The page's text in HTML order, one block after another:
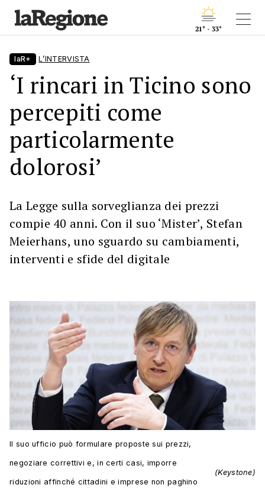
21° - 33°
laR+ L’INTERVISTA
‘I rincari in Ticino sono
percepiti come
particolarmente
dolorosi’
La Legge sulla sorveglianza dei prezzi
compie 40 anni. Con il suo ‘Mister’, Stefan
Meierhans, uno sguardo su cambiamenti,
interventi e sfide del digitale
Il suo ufficio può formulare proposte sui prezzi,
negoziare correttivi e, in certi casi, imporre
riduzioni affinché cittadini e imprese non paghino
(Keystone)